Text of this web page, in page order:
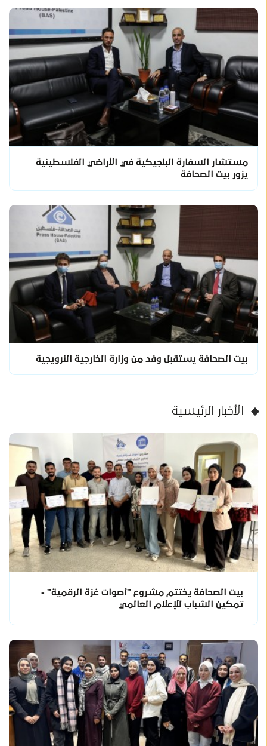
مستشار السفارة البلجيكية في الأراضي الفلسطينية
يزور بيت الصحافة
بيت الصحافة يستقبل وفد من وزارة الخارجية النرويجية
الأخبار الرئيسية
بيت الصحافة يختتم مشروع "أصوات غزة الرقمية" -
تمكين الشباب للإعلام العالمي